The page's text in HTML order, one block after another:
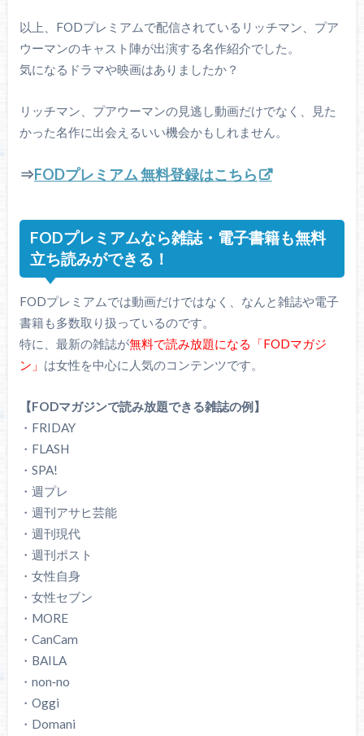
以上、FODプレミアムで配信されているリッチマン、プア
ウーマンのキャスト陣が出演する名作紹介でした。
気になるドラマや映画はありましたか？
リッチマン、プアウーマンの見逃し動画だけでなく、見た
かった名作に出会えるいい機会かもしれません。
⇒FODプレミアム 無料登録はこちら
FODプレミアムなら雑誌・電子書籍も無料
立ち読みができる！
FODプレミアムでは動画だけではなく、なんと雑誌や電子
書籍も多数取り扱っているのです。
特に、最新の雑誌が無料で読み放題になる「FODマガジ
ン」 は女性を中心に人気のコンテンツです。
【FODマガジンで読み放題できる雑誌の例】
・FRIDAY
・FLASH
・SPA!
・週プレ
・週刊アサヒ芸能
・週刊現代
・週刊ポスト
・女性自身
・女性セブン
・MORE
・CanCam
・BAILA
・non‐no
・Oggi
・Domani